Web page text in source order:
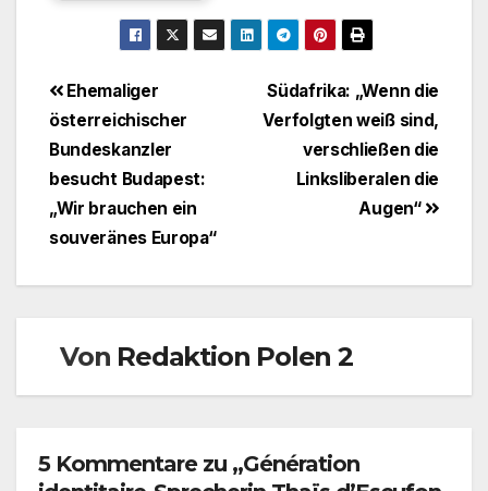
Beitragsnavigation
Südafrika: „Wenn die
Verfolgten weiß sind,
verschließen die
Linksliberalen die
Augen“
Ehemaliger
österreichischer
Bundeskanzler
besucht Budapest:
„Wir brauchen ein
souveränes Europa“
Von Redaktion Polen 2
5 Kommentare zu „Génération